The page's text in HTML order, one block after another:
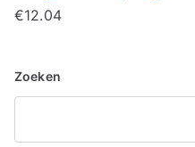
€12.04
Zoeken